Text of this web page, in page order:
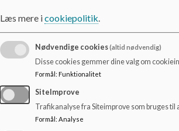
Vedtaget af
Læs mere icookiepolitik.
Nødvendige cookies(altid nødvendig)
Disse cookies gemmer dine valg om
Formål : Funktionalitet
SiteImprove
Trafikanalyse fra Siteimprove som bruges til
Formål : Analyse